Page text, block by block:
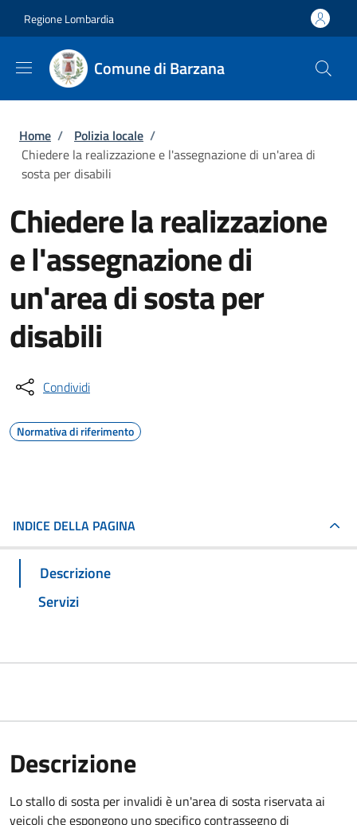
Regione Lombardia
Comune di Barzana
Briciole di pane
Home / Polizia locale /
Chiedere la realizzazione e l'assegnazione di un'area di
sosta per disabili
Chiedere la realizzazione
e l'assegnazione di
un'area di sosta per
disabili
Condividi
Normativa di riferimento
INDICE DELLA PAGINA
Descrizione
Servizi
Descrizione
Lo stallo di sosta per invalidi è un'area di sosta riservata ai
veicoli che espongono uno specifico contrassegno di